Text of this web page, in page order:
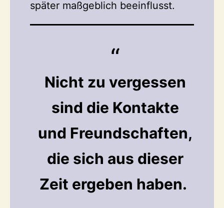
später maßgeblich beeinflusst.
Nicht zu vergessen
sind die Kontakte
und Freundschaften,
die sich aus dieser
Zeit ergeben haben.